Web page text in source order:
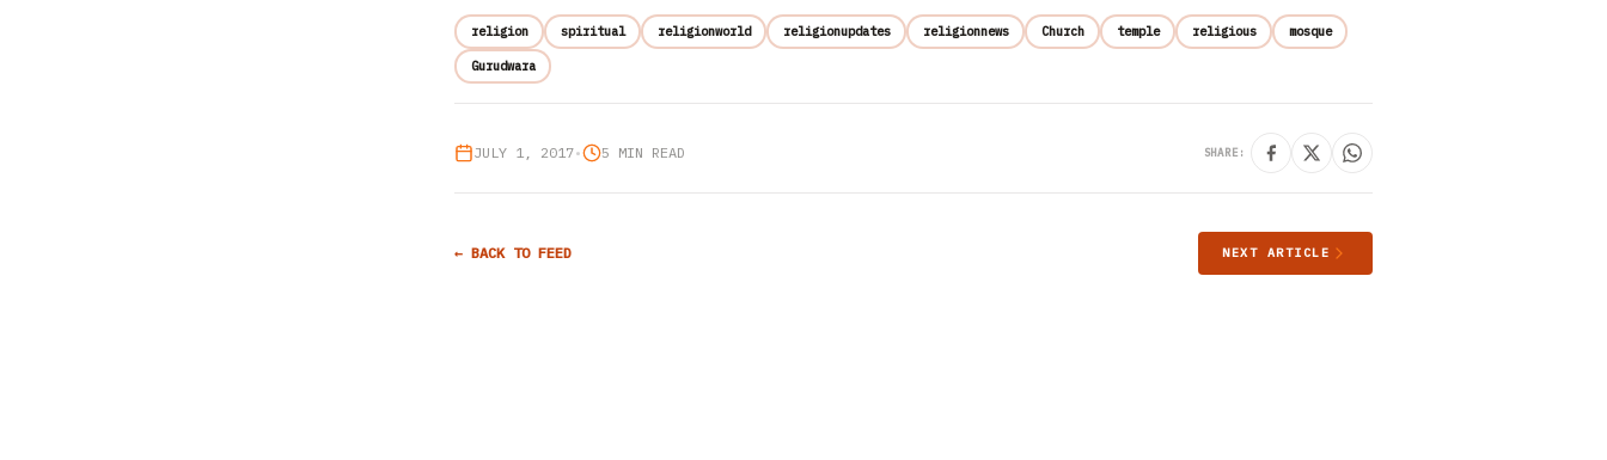
religion spiritual religionworld religionupdates religionnews Church temple religious mosque
Gurudwara
JULY 1, 2017• 5 MIN READ SHARE:
← BACK TO FEED NEXT ARTICLE